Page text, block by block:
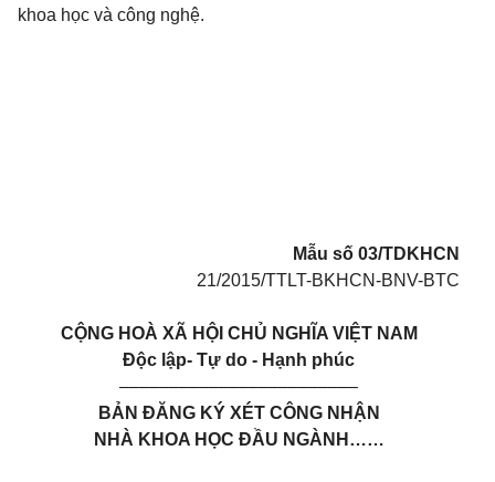
khoa học và công nghệ.
Mẫu số 03/TDKHCN
21/2015/TTLT-BKHCN-BNV-BTC
CỘNG HOÀ XÃ HỘI CHỦ NGHĨA VIỆT NAM
Độc lập- Tự do - Hạnh phúc
––––––––––––––––––––––––
BẢN ĐĂNG KÝ XÉT CÔNG NHẬN
NHÀ KHOA HỌC ĐẦU NGÀNH……